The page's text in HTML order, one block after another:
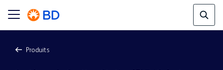
Produits